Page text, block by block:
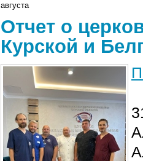
августа
Отчет о
Курской и